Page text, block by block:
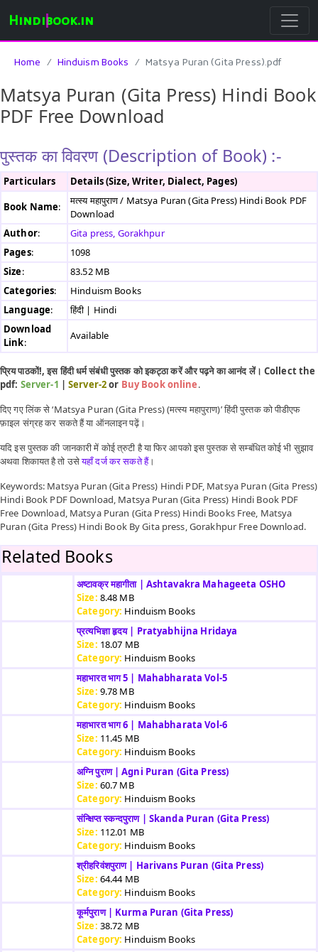
Hindibook.in
Home Hinduism Books Matsya Puran (Gita Press).pdf
Matsya Puran (Gita Press) Hindi Book
PDF Free Download
पुस्तक का विवरण (Description of Book) :-
Particulars
Details (Size, Writer, Dialect, Pages)
Book Name:
मत्स्य महापुराण / Matsya Puran (Gita Press) Hindi Book PDF
Download
Author:
Gita press, Gorakhpur
Pages:
1098
Size:
83.52 MB
Categories:
Hinduism Books
Language:
हिंदी | Hindi
Download
Link:
Available
प्रिय पाठकों!, इस हिंदी धर्म संबंधी पुस्तक को इकट्ठा करें और पढ़ने का आनंद लें। Collect the
pdf: Server-1 |Server-2or Buy Book online.
दिए गए लिंक से ‘Matsya Puran (Gita Press) (मत्स्य महापुराण)’ हिंदी पुस्तक को पीडीएफ
फ़ाइल संग्रह कर सकते हैं या ऑनलाइन पढ़ें।
यदि इस पुस्तक की जानकारी में कोई त्रुटी है या फिर आपको इस पुस्तक से सम्बंधित कोई भी सुझाव
अथवा शिकायत है तो उसेयहाँ दर्ज कर सकते हैं।
Keywords: Matsya Puran (Gita Press) Hindi PDF, Matsya Puran (Gita Press)
Hindi Book PDF Download, Matsya Puran (Gita Press) Hindi Book PDF
Free Download, Matsya Puran (Gita Press) Hindi Books Free, Matsya
Puran (Gita Press) Hindi Book By Gita press, Gorakhpur Free Download.
Related Books
अष्टावक्र महागीता | Ashtavakra Mahageeta OSHO
Size: 8.48 MB
Category: Hinduism Books
प्रत्यभिज्ञा हृदय | Pratyabhijna Hridaya
Size: 18.07 MB
Category: Hinduism Books
महाभारत भाग 5 | Mahabharata Vol-5
Size: 9.78 MB
Category: Hinduism Books
महाभारत भाग 6 | Mahabharata Vol-6
Size: 11.45 MB
Category: Hinduism Books
अग्नि पुराण | Agni Puran (Gita Press)
Size: 60.7 MB
Category: Hinduism Books
संन्क्षिप्त स्कन्दपुराण | Skanda Puran (Gita Press)
Size: 112.01 MB
Category: Hinduism Books
श्रीहरिवंशपुराण | Harivans Puran (Gita Press)
Size: 64.44 MB
Category: Hinduism Books
कूर्मपुराण | Kurma Puran (Gita Press)
Size: 38.72 MB
Category: Hinduism Books